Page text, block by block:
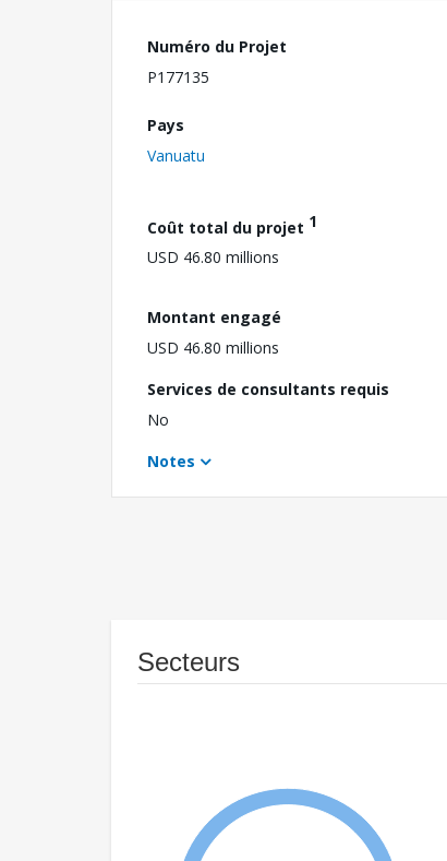
Numéro du Projet
P177135
Pays
Vanuatu
Coût total du projet 1
USD 46.80 millions
Montant engagé
USD 46.80 millions
Services de consultants requis
No
Notes
Secteurs